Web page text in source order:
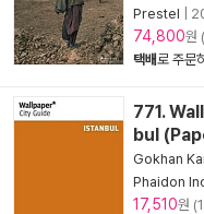
Prestel
74,800원
택배로 주문
771.
bul
Gokhan
Phaidon
17,510원